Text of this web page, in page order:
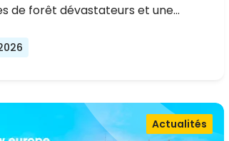
de forêt dévastateurs et une…
Actualités